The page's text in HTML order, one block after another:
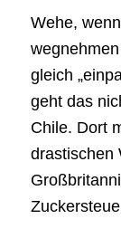
Wehe,
gleich
geht das
Chile. Dort
drastischen